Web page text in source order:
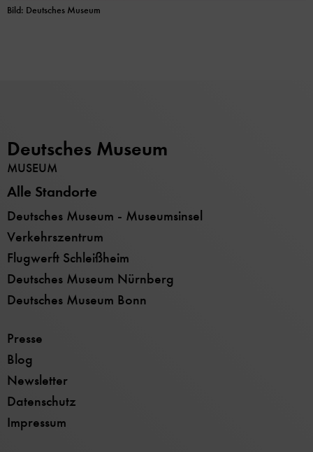
Bild: Deutsches Museum
Deutsches Museum
MUSEUM
Alle Standorte
Deutsches Museum - Museumsinsel
Verkehrszentrum
Flugwerft Schleißheim
Deutsches Museum Nürnberg
Deutsches Museum Bonn
Presse
Blog
Newsletter
Datenschutz
Impressum